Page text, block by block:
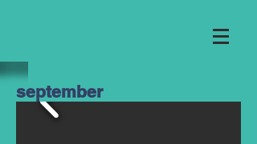
september